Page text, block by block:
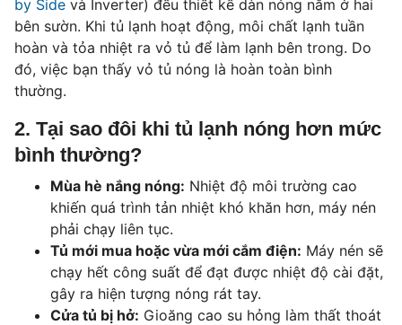
by Side và Inverter) đều thiết kế dàn nóng nằm ở hai
bên sườn. Khi tủ lạnh hoạt động, môi chất lạnh tuần
hoàn và tỏa nhiệt ra vỏ tủ để làm lạnh bên trong. Do
đó, việc bạn thấy vỏ tủ nóng là hoàn toàn bình
thường.
2. Tại sao đôi khi tủ lạnh nóng hơn mức
bình thường?
Mùa hè nắng nóng: Nhiệt độ môi trường cao
khiến quá trình tản nhiệt khó khăn hơn, máy nén
phải chạy liên tục.
Tủ mới mua hoặc vừa mới cắm điện: Máy nén sẽ
chạy hết công suất để đạt được nhiệt độ cài đặt,
gây ra hiện tượng nóng rát tay.
Cửa tủ bị hở: Gioăng cao su hỏng làm thất thoát